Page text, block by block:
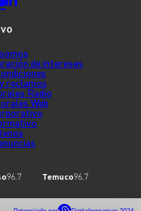
de intereses
reclamos
Radio
Web
96.7 Temuco96.7